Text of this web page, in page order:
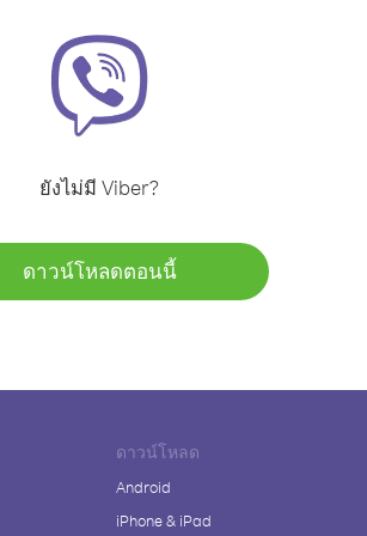
ยังไม่มี Viber?
ดาวน์โหลดตอนนี้
ดาวน์โหลด
Android
iPhone & iPad